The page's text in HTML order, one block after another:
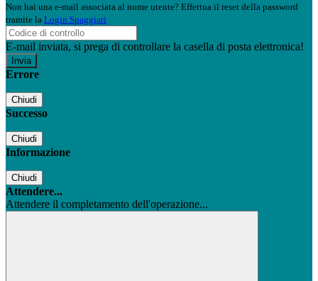
Non hai una e-mail associata al nome utente? Effettua il reset della password
tramite la Login Spaggiari
E-mail inviata, si prega di controllare la casella di posta elettronica!
Errore
Chiudi
Successo
Chiudi
Informazione
Chiudi
Attendere...
Attendere il completamento dell'operazione...